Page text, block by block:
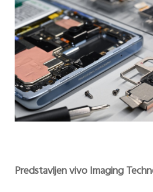
Predstavljen vivo Imaging